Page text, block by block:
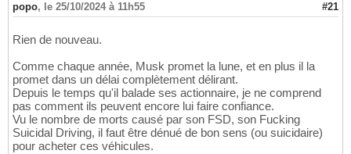
popo, le 25/10/2024 à 11h55 #21
Rien de nouveau.
Comme chaque année, Musk promet la lune, et en plus il la
promet dans un délai complètement délirant.
Depuis le temps qu'il balade ses actionnaire, je ne comprend
pas comment ils peuvent encore lui faire confiance.
Vu le nombre de morts causé par son FSD, son Fucking
Suicidal Driving, il faut être dénué de bon sens (ou suicidaire)
pour acheter ces véhicules.